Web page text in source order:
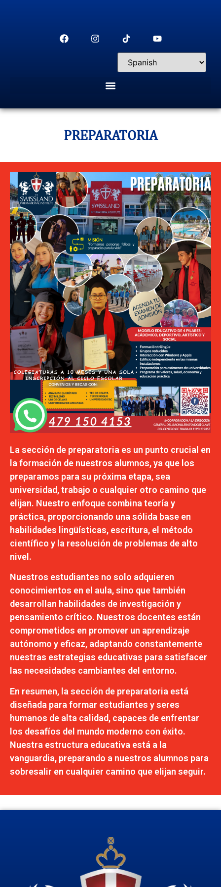
PREPARATORIA
La sección de preparatoria es un punto crucial en
la formación de nuestros alumnos, ya que los
preparamos para su próxima etapa, sea
universidad, trabajo o cualquier otro camino que
elijan. Nuestro enfoque combina teoría y
práctica, proporcionando una sólida base en
habilidades lingüísticas, escritura, el método
científico y la resolución de problemas de alto
nivel.
Nuestros estudiantes no solo adquieren
conocimientos en el aula, sino que también
desarrollan habilidades de investigación y
pensamiento crítico. Nuestros docentes están
comprometidos en promover un aprendizaje
autónomo y eficaz, adaptando constantemente
nuestras estrategias educativas para satisfacer
las necesidades cambiantes del entorno.
En resumen, la sección de preparatoria está
diseñada para formar estudiantes y seres
humanos de alta calidad, capaces de enfrentar
los desafíos del mundo moderno con éxito.
Nuestra estructura educativa está a la
vanguardia, preparando a nuestros alumnos para
sobresalir en cualquier camino que elijan seguir.